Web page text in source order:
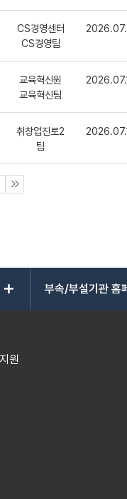
CS경영센터
CS경영팀
교육혁신원
교육혁신팀
취창업진로2
팀
add 부속/부설기관 홈
원